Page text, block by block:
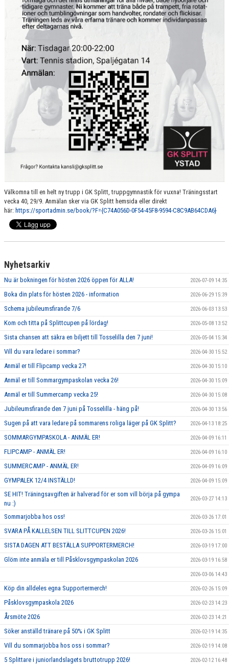
FRITIDSKORTET
SOMMARJOBB 2026
Välkomna till en helt ny trupp i GK Splitt, truppgymnastik för vuxna! Träningsstart
vecka 40, 29/9. Anmälan sker via GK Splitt hemsida eller direkt
här: https://sportadmin.se/book/?F={C74A056D-0F54-45F8-9594-C8C9AB64CDA6}
Nyhetsarkiv
Nu är bokningen för hösten 2026 öppen för ALLA! 2026-07-09 14:35
Boka din plats för hösten 2026 - information 2026-06-29 15:39
Schema jubileumsfirande 7/6 2026-06-03 13:53
Kom och titta på Splittcupen på lördag! 2026-05-08 13:52
Sista chansen att säkra en biljett till Tosselilla den 7 juni! 2026-05-04 15:34
Vill du vara ledare i sommar? 2026-04-30 15:52
Anmäl er till Flipcamp vecka 27! 2026-04-30 15:10
Anmäl er till Sommargympaskolan vecka 26! 2026-04-30 15:09
Anmäl er till Summercamp vecka 25! 2026-04-30 15:08
Jubileumsfirande den 7 juni på Tosselilla - häng på! 2026-04-30 13:56
Sugen på att vara ledare på sommarens roliga läger på GK Splitt? 2026-04-13 18:25
SOMMARGYMPASKOLA - ANMÄL ER! 2026-04-09 16:11
FLIPCAMP - ANMÄL ER! 2026-04-09 16:10
SUMMERCAMP - ANMÄL ER! 2026-04-09 16:09
GYMPALEK 12/4 INSTÄLLD! 2026-04-09 15:09
SE HIT! Träningsavgiften är halverad för er som vill börja på gympa
nu :)
2026-03-27 14:13
Sommarjobba hos oss! 2026-03-26 17:01
SVARA PÅ KALLELSEN TILL SLITTCUPEN 2026! 2026-03-26 15:01
SISTA DAGEN ATT BESTÄLLA SUPPORTERMERCH! 2026-03-19 17:00
Glöm inte anmäla er till Påsklovsgympaskolan 2026 2026-03-19 16:58
2026-03-06 14:43
Köp din alldeles egna Supportermerch! 2026-02-26 15:09
Påsklovsgympaskola 2026 2026-02-23 14:23
Årsmöte 2026 2026-02-23 14:21
Söker anställd tränare på 50% i GK Splitt 2026-02-19 14:35
Vill du sommarjobba hos oss i sommar? 2026-02-19 14:08
5 Splittare i juniorlandslagets bruttotrupp 2026! 2026-02-12 16:48